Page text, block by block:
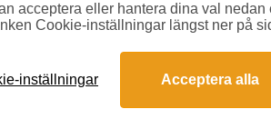
acceptera eller hantera dina val
Cookie-inställningar längst ner på
inställningar Acceptera alla